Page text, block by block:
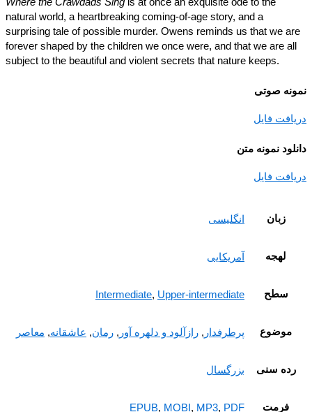
natural world, a heartbreaking coming-of-age story, and a
surprising tale of possible murder. Owens reminds us that we
forever shaped by the children we once were, and that we are
subject to the beautiful and violent secrets that nature keeps.
صوتی
فایل
نمونه متن
فایل
انگلیسی
لهجه آمریکایی
سطح Intermediate,Upper-intermediate
موضوع پرطرفدار ,رازآلود و دلهره آور, رمان ,عاشقانه,معاصر
سنی بزرگسال
فرمت EPUB,MOBI,MP3,PDF